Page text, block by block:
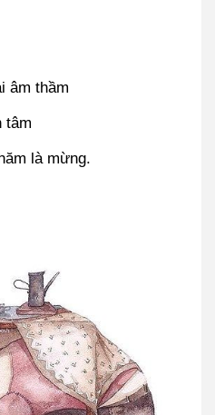
âm thầm
tâm
là mừng.